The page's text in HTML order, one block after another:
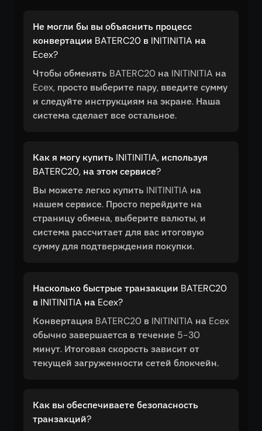
Не могли бы вы объяснить процесс
конвертации BATERC20 в INITINITIA на
Ecex?
Чтобы обменять BATERC20 на INITINITIA на
Ecex, просто выберите пару, введите сумму
и следуйте инструкциям на экране. Наша
система сделает все остальное.
Как я могу купить INITINITIA, используя
BATERC20, на этом сервисе?
Вы можете легко купить INITINITIA на
нашем сервисе. Просто перейдите на
страницу обмена, выберите валюты, и
система рассчитает для вас итоговую
сумму для подтверждения покупки.
Насколько быстрые транзакции BATERC20
в INITINITIA на Ecex?
Конвертация BATERC20 в INITINITIA на Ecex
обычно завершается в течение 5-30
минут. Итоговая скорость зависит от
текущей загруженности сетей блокчейн.
Как вы обеспечиваете безопасность
транзакций?